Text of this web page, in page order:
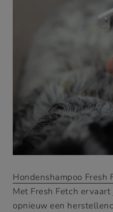
Hondenshampoo Fresh
Met Fresh Fetch
opnieuw een